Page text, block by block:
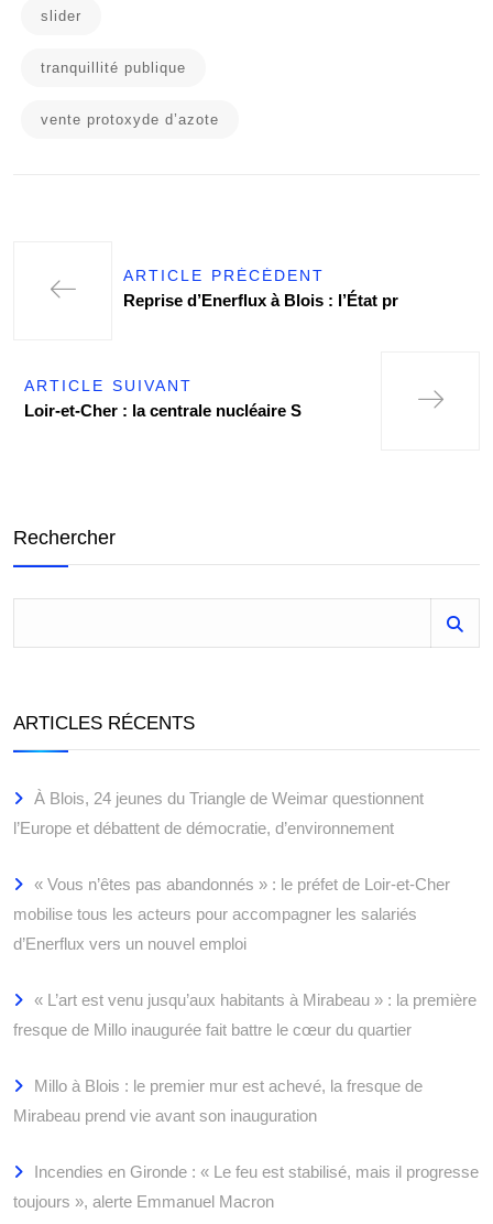
slider
tranquillité publique
vente protoxyde d’azote
ARTICLE PRÉCÉDENT
Reprise d’Enerflux à Blois : l’État pr
ARTICLE SUIVANT
Loir-et-Cher : la centrale nucléaire S
Rechercher
ARTICLES RÉCENTS
À Blois, 24 jeunes du Triangle de Weimar questionnent
l’Europe et débattent de démocratie, d’environnement
« Vous n’êtes pas abandonnés » : le préfet de Loir-et-Cher
mobilise tous les acteurs pour accompagner les salariés
d’Enerflux vers un nouvel emploi
« L’art est venu jusqu’aux habitants à Mirabeau » : la première
fresque de Millo inaugurée fait battre le cœur du quartier
Millo à Blois : le premier mur est achevé, la fresque de
Mirabeau prend vie avant son inauguration
Incendies en Gironde : « Le feu est stabilisé, mais il progresse
toujours », alerte Emmanuel Macron